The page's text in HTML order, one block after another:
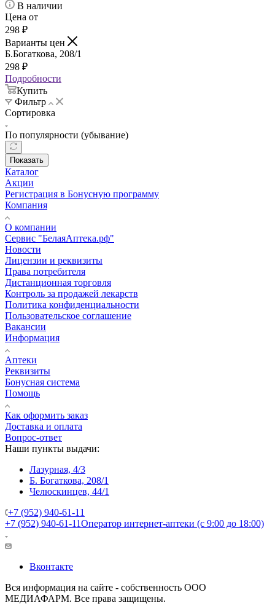
В наличии
Цена от
298 ₽
Варианты цен
Б.Богаткова, 208/1
298 ₽
Подробности
Купить
Фильтр
Сортировка
По популярности (убывание)
Показать
Каталог
Акции
Регистрация в Бонусную программу
Компания
О компании
Сервис "БелаяАптека.рф"
Новости
Лицензии и реквизиты
Права потребителя
Дистанционная торговля
Контроль за продажей лекарств
Политика конфиденциальности
Пользовательское соглашение
Вакансии
Информация
Аптеки
Реквизиты
Бонусная система
Помощь
Как оформить заказ
Доставка и оплата
Вопрос-ответ
Наши пункты выдачи:
Лазурная, 4/3
Б. Богаткова, 208/1
Челюскинцев, 44/1
+7 (952) 940-61-11
+7 (952) 940-61-11Оператор интернет-аптеки (с 9:00 до 18:00)
Вконтакте
Вся информация на сайте - собственность ООО
МЕДИАФАРМ. Все права защищены.